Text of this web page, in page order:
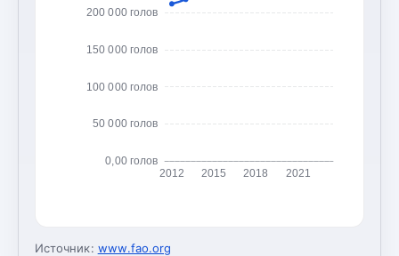
0,00 голов
50 000 голов
100 000 голов
150 000 голов
200 000 голов
2012 2015 2018 2021
Источник: www.fao.org